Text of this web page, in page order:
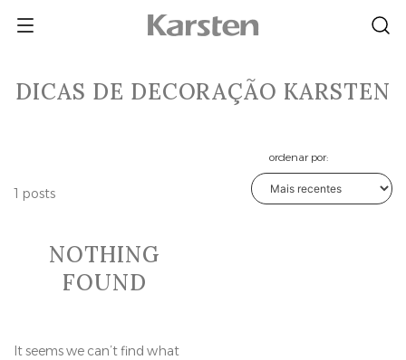
DICAS DE DECORAÇÃO KARSTEN
1 posts
ordenar por:
NOTHING
FOUND
It seems we can’t find what